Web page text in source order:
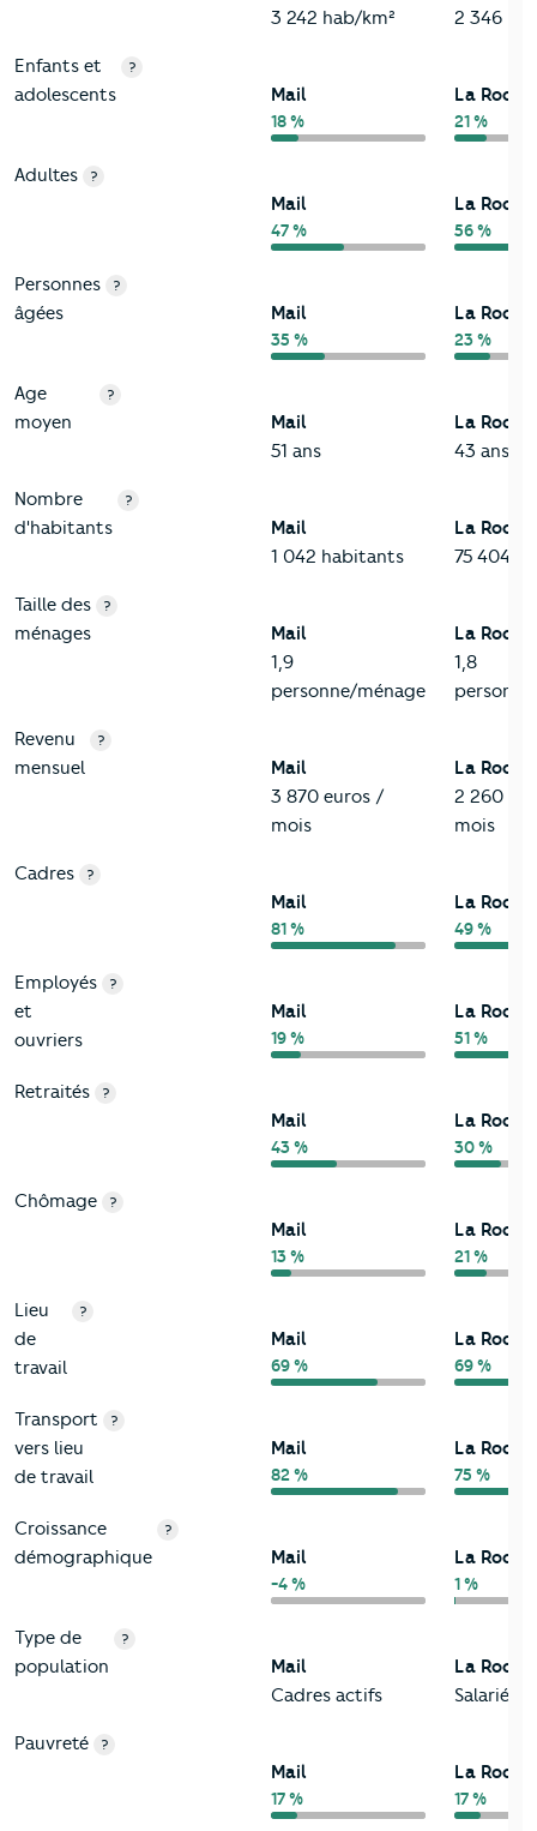
3 242 hab/km² 2 346
Enfants et
adolescents
?
Mail
18 %
La
21 %
Adultes ?
Mail
47 %
La
56 %
Personnes
âgées
?
Mail
35 %
La
23 %
Age
moyen
?
Mail
51 ans
La
43 ans
Nombre
d'habitants
?
Mail
1 042 habitants
La
75 404
Taille des
ménages
?
Mail
1,9
personne/ménage
La
1,8
Revenu
mensuel
?
Mail
3 870 euros /
mois
La
2 260
mois
Cadres ?
Mail
81 %
La
49 %
Employés
et
ouvriers
?
Mail
19 %
La
51 %
Retraités ?
Mail
43 %
La
30 %
Chômage ?
Mail
13 %
La
21 %
Lieu
de
travail
?
Mail
69 %
La
69 %
Transport
vers lieu
de travail
?
Mail
82 %
La
75 %
Croissance
démographique
?
Mail
-4 %
La
1 %
Type de
population
?
Mail
Cadres actifs
La
Salariés
Pauvreté ?
Mail
17 %
La
17 %